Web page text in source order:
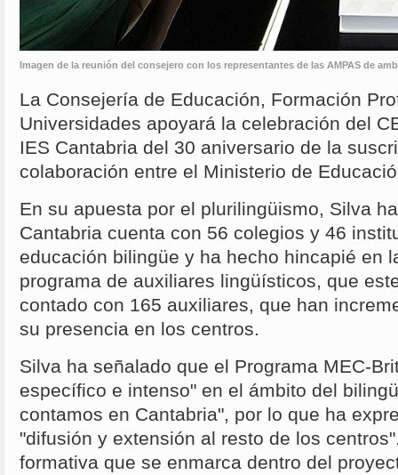
Imagen de la reunión del consejero con los representantes de las AMPAS de
La Consejería de Educación, Formación
Universidades apoyará la celebración del
IES Cantabria del 30 aniversario de la
colaboración entre el Ministerio de
En su apuesta por el plurilingüismo, Silva
Cantabria cuenta con 56 colegios y 46
educación bilingüe y ha hecho hincapié en
programa de auxiliares lingüísticos, que
contado con 165 auxiliares, que han
su presencia en los centros.
Silva ha señalado que el Programa MEC-
específico e intenso" en el ámbito del
contamos en Cantabria", por lo que ha
"difusión y extensión al resto de los
formativa que se enmarca dentro del